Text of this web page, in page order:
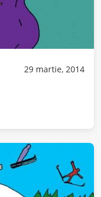
29 martie, 2014